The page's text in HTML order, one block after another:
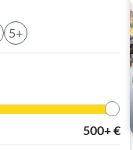
5+
500+€